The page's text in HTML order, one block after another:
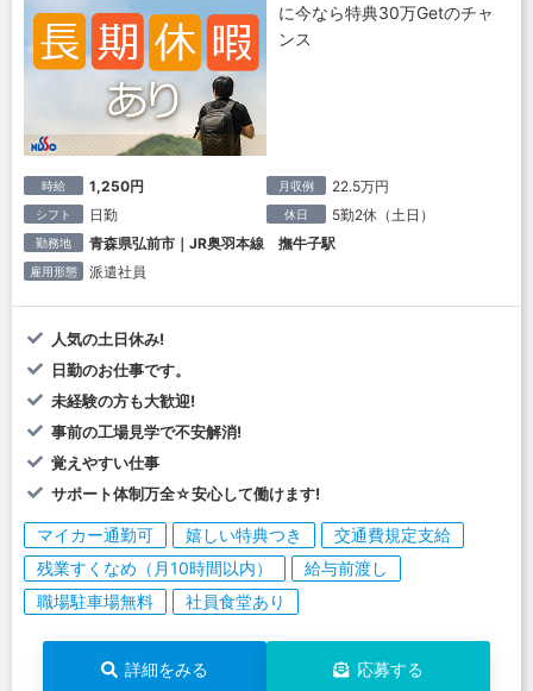
に今なら特典30万Getのチャ
ンス
時給 1,250円 月収例 22.5万円
シフト 日勤 休日 5勤2休（土日）
勤務地 青森県弘前市｜JR奥羽本線 撫牛子駅
雇用形態 派遣社員
人気の土日休み!
日勤のお仕事です。
未経験の方も大歓迎!
事前の工場見学で不安解消!
覚えやすい仕事
サポート体制万全☆安心して働けます!
マイカー通勤可 嬉しい特典つき
交通費規定支給
残業すくなめ（月10時間以内）
給与前渡し
職場駐車場無料
社員食堂あり
詳細をみる 応募する